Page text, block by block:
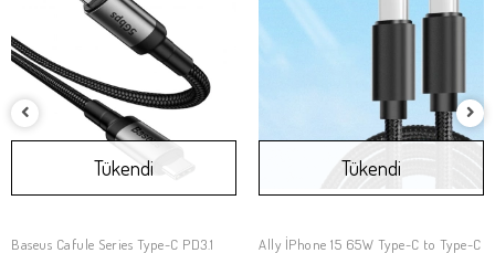
Tükendi
Baseus Cafule Series Type-C PD3.1
Tükendi
Ally İPhone 15 65W Type-C to Type-C